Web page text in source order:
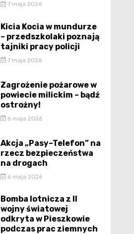
7 maja 2026
Kicia Kocia w mundurze
– przedszkolaki poznają
tajniki pracy policji
7 maja 2026
Zagrożenie pożarowe w
powiecie milickim – bądź
ostrożny!
6 maja 2026
Akcja „Pasy–Telefon” na
rzecz bezpieczeństwa
na drogach
6 maja 2026
Bomba lotnicza z II
wojny światowej
odkryta w Pieszkowie
podczas prac ziemnych